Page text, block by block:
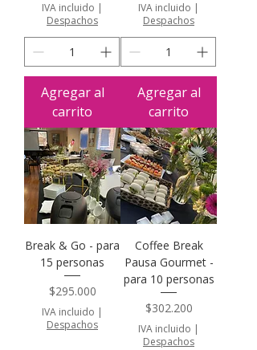
IVA incluido |
Despachos
Agregar al
carrito
IVA incluido |
Despachos
Agregar al
carrito
Break & Go - para
15 personas
Precio
$295.000
IVA incluido |
Despachos
Coffee Break
Pausa Gourmet -
para 10 personas
Precio
$302.200
IVA incluido |
Despachos